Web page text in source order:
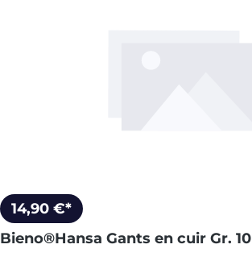
14,90 €*
Bieno®Hansa Gants en cuir Gr. 10